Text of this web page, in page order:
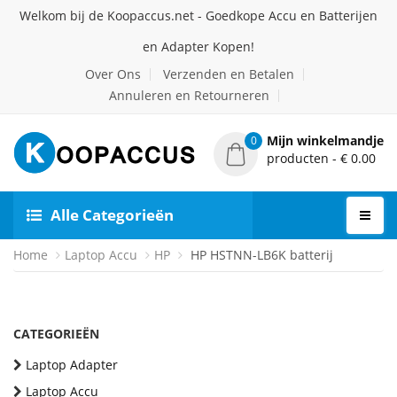
Welkom bij de Koopaccus.net - Goedkope Accu en Batterijen
en Adapter Kopen!
Over Ons
Verzenden en Betalen
Annuleren en Retourneren
0
Mijn winkelmandje
producten - € 0.00
Alle Categorieën
Home Laptop Accu HP HP HSTNN-LB6K batterij
CATEGORIEËN
Laptop Adapter
Laptop Accu